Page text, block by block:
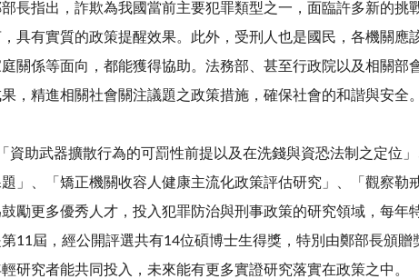
長指出，詐欺為我國當前主要犯罪類型之一，面臨許多新的挑
具有實質的政策提醒效果。此外，受刑人也是國民，各機關應
關係等面向，都能獲得協助。法務部、甚至行政院以及相關部
，精進相關社會關注議題之政策措施，確保社會的和諧與安全。
資助武器擴散行為的可罰性前提以及在洗錢與資恐法制之定位
」、「矯正機關收容人健康主流化政策評估研究」、「觀察勒
勵更多優秀人才，投入犯罪防治與刑事政策的研究領域，每年
11屆，經公開評選共有14位碩博士生得獎，特別由鄭部長頒贈
研究者能共同投入，未來能有更多實證研究落實在政策之中。